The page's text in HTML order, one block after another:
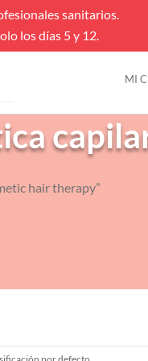
sanitarios.
los días 5 y 12.
MI
VENTAS FLASH
hair therapy”